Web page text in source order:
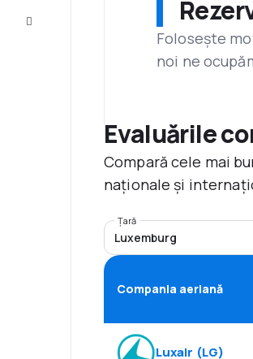
Folosește
noi ne
Evaluările
Compară cele mai
naționale și
Țară
Luxemburg
Compania aeriană
Luxair (LG)